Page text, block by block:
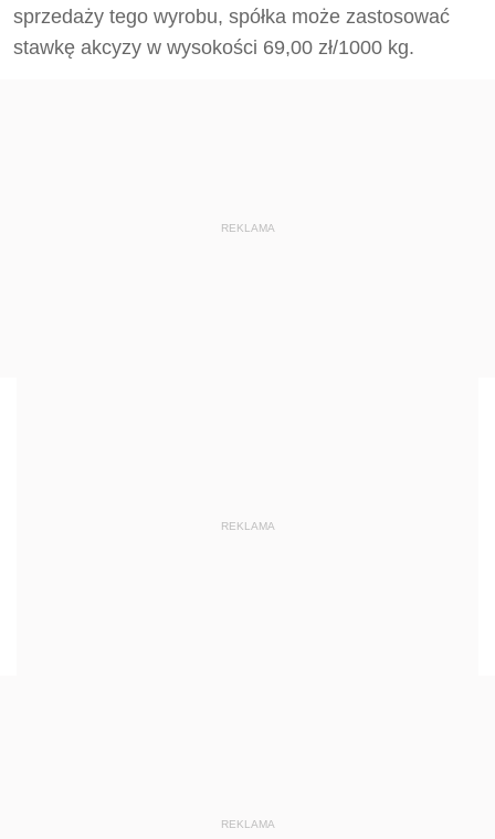
sprzedaży tego wyrobu, spółka może zastosować
stawkę akcyzy w wysokości 69,00 zł/1000 kg.
REKLAMA
REKLAMA
REKLAMA